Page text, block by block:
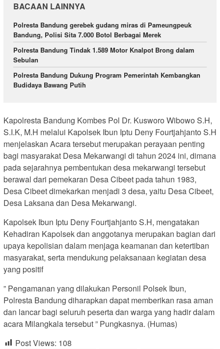
BACAAN LAINNYA
Polresta Bandung gerebek gudang miras di Pameungpeuk
Bandung, Polisi Sita 7.000 Botol Berbagai Merek
Polresta Bandung Tindak 1.589 Motor Knalpot Brong dalam
Sebulan
Polresta Bandung Dukung Program Pemerintah Kembangkan
Budidaya Bawang Putih
Kapolresta Bandung Kombes Pol Dr. Kusworo Wibowo S.H,
S.I.K, M.H melalui Kapolsek Ibun Iptu Deny Fourtjahjanto S.H
menjelaskan Acara tersebut merupakan perayaan penting
bagi masyarakat Desa Mekarwangi di tahun 2024 ini, dimana
pada sejarahnya pembentukan desa mekarwangi tersebut
berawal dari pemekaran Desa Cibeet pada tahun 1983,
Desa Cibeet dimekarkan menjadi 3 desa, yaitu Desa Cibeet,
Desa Laksana dan Desa Mekarwangi.
Kapolsek Ibun Iptu Deny Fourtjahjanto S.H, mengatakan
Kehadiran Kapolsek dan anggotanya merupakan bagian dari
upaya kepolisian dalam menjaga keamanan dan ketertiban
masyarakat, serta mendukung pelaksanaan kegiatan desa
yang positif
” Pengamanan yang dilakukan Personil Polsek Ibun,
Polresta Bandung diharapkan dapat memberikan rasa aman
dan lancar bagi seluruh peserta dan warga yang hadir dalam
acara Milangkala tersebut ” Pungkasnya. (Humas)
Post Views: 108